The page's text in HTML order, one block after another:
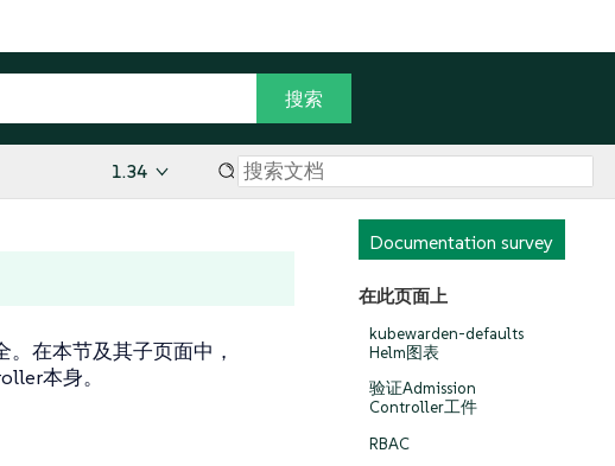
1.34
Documentation survey
在此页面上
kubewarden-defaults
Helm图表
验证Admission
Controller工件
RBAC
在本节及其子页面中，
本身。